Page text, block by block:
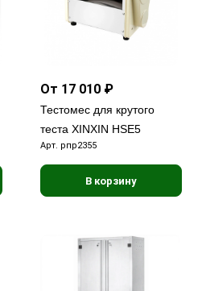
От 17 010 ₽
Тестомес для крутого
теста XINXIN HSE5
Арт. рпр2355
В корзину